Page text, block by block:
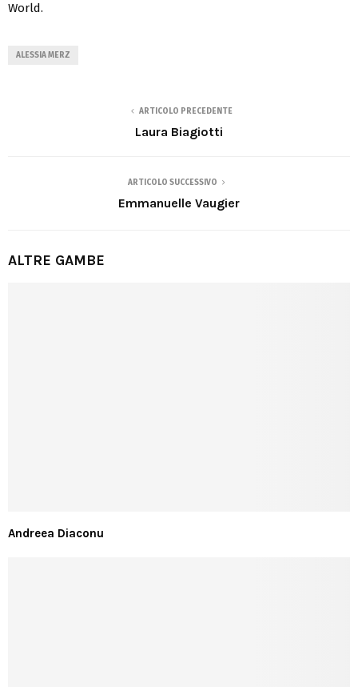
World.
ALESSIA MERZ
ARTICOLO PRECEDENTE
Laura Biagiotti
ARTICOLO SUCCESSIVO
Emmanuelle Vaugier
ALTRE GAMBE
Andreea Diaconu